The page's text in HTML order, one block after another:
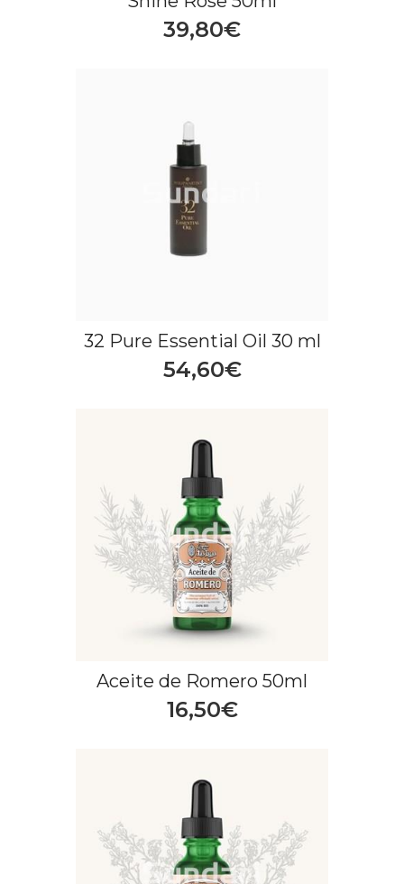
39,80€
32 Pure Essential Oil 30 ml
54,60€
Aceite de Romero 50ml
16,50€